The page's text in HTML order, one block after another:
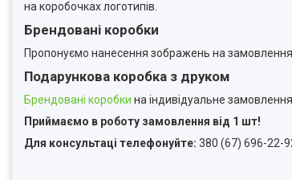
на коробочках логотипів.
Брендовані коробки
Пропонуємо нанесення зображень на
Подарункова коробка з друком
Брендовані коробки на індивідуальне
Приймаємо в роботу замовлення від 1 шт!
Для консультаці телефонуйте: 380 (67) 696-22-